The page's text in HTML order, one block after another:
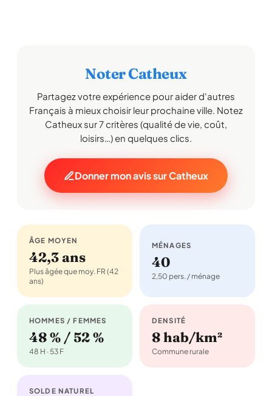
Noter Catheux
Partagez votre expérience pour aider d'autres
Français à mieux choisir leur prochaine ville. Notez
Catheux sur 7 critères (qualité de vie, coût,
loisirs…) en quelques clics.
Donner mon avis sur Catheux
ÂGE MOYEN
42,3 ans
Plus âgée que moy. FR (42
ans)
MÉNAGES
40
2,50 pers. / ménage
HOMMES / FEMMES
48 % / 52 %
48 H · 53 F
DENSITÉ
8 hab/km²
Commune rurale
SOLDE NATUREL